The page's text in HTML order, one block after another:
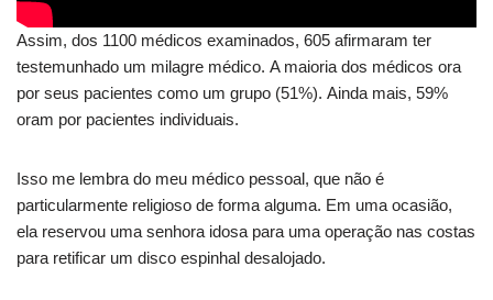
Assim, dos 1100 médicos examinados, 605 afirmaram ter
testemunhado um milagre médico. A maioria dos médicos ora
por seus pacientes como um grupo (51%). Ainda mais, 59%
oram por pacientes individuais.
Isso me lembra do meu médico pessoal, que não é
particularmente religioso de forma alguma. Em uma ocasião,
ela reservou uma senhora idosa para uma operação nas costas
para retificar um disco espinhal desalojado.